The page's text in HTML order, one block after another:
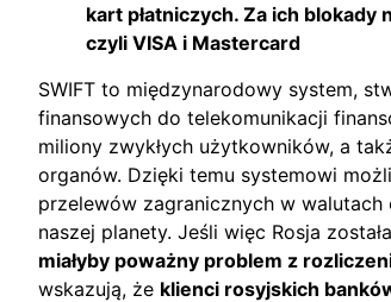
kart płatniczych. Za ich
czyli VISA i Mastercard
SWIFT to międzynarodowy system,
finansowych do telekomunikacji
miliony zwykłych użytkowników, a
organów. Dzięki temu systemowi
przelewów zagranicznych w
naszej planety. Jeśli więc Rosja
miałyby poważny problem z
wskazują, że klienci rosyjskich